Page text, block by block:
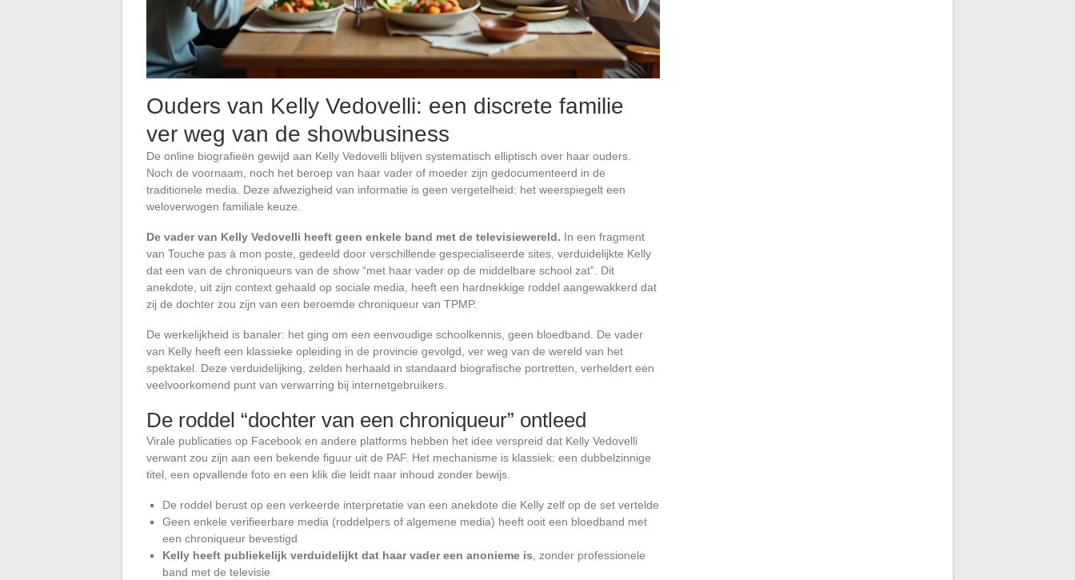
Ouders van Kelly Vedovelli: een discrete familie
ver weg van de showbusiness
De online biografieën gewijd aan Kelly Vedovelli blijven systematisch elliptisch over haar ouders.
Noch de voornaam, noch het beroep van haar vader of moeder zijn gedocumenteerd in de
traditionele media. Deze afwezigheid van informatie is geen vergetelheid: het weerspiegelt een
weloverwogen familiale keuze.
De vader van Kelly Vedovelli heeft geen enkele band met de televisiewereld. In een fragment
van Touche pas à mon poste, gedeeld door verschillende gespecialiseerde sites, verduidelijkte Kelly
dat een van de chroniqueurs van de show “met haar vader op de middelbare school zat”. Dit
anekdote, uit zijn context gehaald op sociale media, heeft een hardnekkige roddel aangewakkerd dat
zij de dochter zou zijn van een beroemde chroniqueur van TPMP.
De werkelijkheid is banaler: het ging om een eenvoudige schoolkennis, geen bloedband. De vader
van Kelly heeft een klassieke opleiding in de provincie gevolgd, ver weg van de wereld van het
spektakel. Deze verduidelijking, zelden herhaald in standaard biografische portretten, verheldert een
veelvoorkomend punt van verwarring bij internetgebruikers.
De roddel “dochter van een chroniqueur” ontleed
Virale publicaties op Facebook en andere platforms hebben het idee verspreid dat Kelly Vedovelli
verwant zou zijn aan een bekende figuur uit de PAF. Het mechanisme is klassiek: een dubbelzinnige
titel, een opvallende foto en een klik die leidt naar inhoud zonder bewijs.
De roddel berust op een verkeerde interpretatie van een anekdote die Kelly zelf op de set vertelde
Geen enkele verifieerbare media (roddelpers of algemene media) heeft ooit een bloedband met
een chroniqueur bevestigd
Kelly heeft publiekelijk verduidelijkt dat haar vader een anonieme is, zonder professionele
band met de televisie